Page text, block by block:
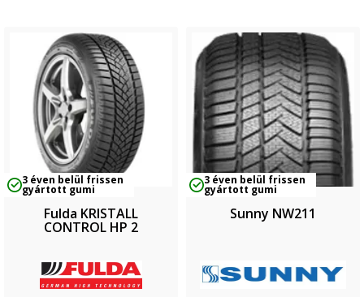
3 éven belül frissen
gyártott gumi
Fulda KRISTALL
CONTROL HP 2
3 éven belül frissen
gyártott gumi
Sunny NW211